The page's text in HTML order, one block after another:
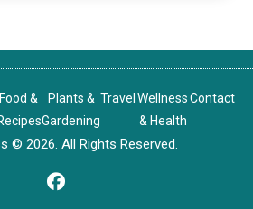
Food &
Plants &
Gardening
Travel Wellness
& Health
Contact
© 2026. All Rights Reserved.